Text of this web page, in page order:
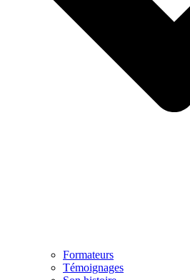
Formateurs
Témoignages